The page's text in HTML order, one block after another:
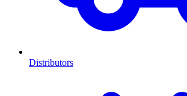
Distributors